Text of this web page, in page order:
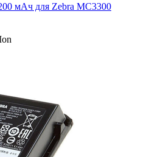
мАч для Zebra MC3300